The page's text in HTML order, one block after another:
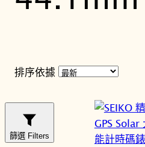
排序依據
篩選 Filters